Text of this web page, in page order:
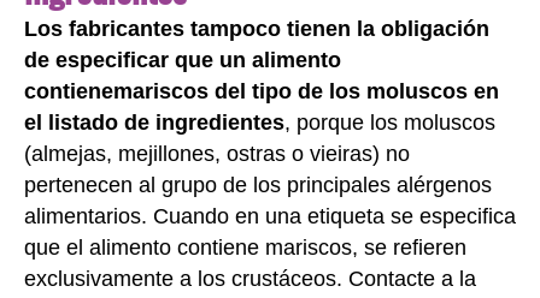
Los fabricantes tampoco tienen la obligación
de especificar que un alimento
contienemariscos del tipo de los moluscos en
el listado de ingredientes, porque los moluscos
(almejas, mejillones, ostras o vieiras) no
pertenecen al grupo de los principales alérgenos
alimentarios. Cuando en una etiqueta se especifica
que el alimento contiene mariscos, se refieren
exclusivamente a los crustáceos. Contacte a la